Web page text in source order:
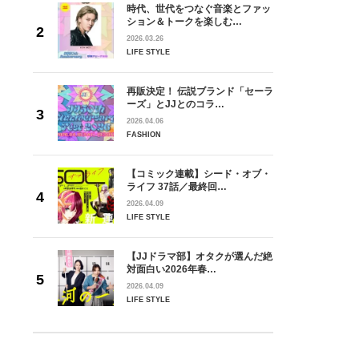
時代、世代をつなぐ音楽とファッ
ション＆トークを楽しむ…
2026.03.26
LIFE STYLE
再販決定！ 伝説ブランド「セーラ
ーズ」とJJとのコラ…
2026.04.06
FASHION
【コミック連載】シード・オブ・
ライフ 37話／最終回…
2026.04.09
LIFE STYLE
【JJドラマ部】オタクが選んだ絶
対面白い2026年春…
2026.04.09
LIFE STYLE